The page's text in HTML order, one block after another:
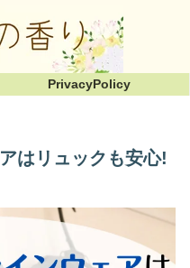
PrivacyPolicy
はリュックも安心!